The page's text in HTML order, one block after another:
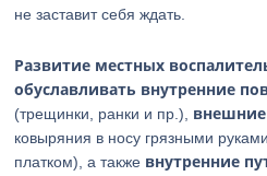
не заставит себя ждать.
Развитие местных
обуславливать внутренние
(трещинки, ранки и пр.),
ковыряния в носу грязными
платком), а также внутренние